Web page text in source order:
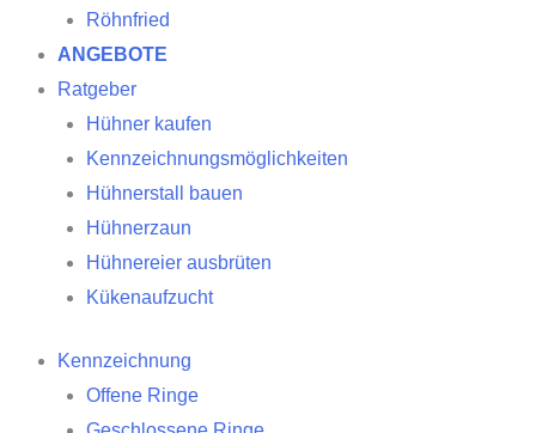
Röhnfried
ANGEBOTE
Ratgeber
Hühner kaufen
Kennzeichnungsmöglichkeiten
Hühnerstall bauen
Hühnerzaun
Hühnereier ausbrüten
Kükenaufzucht
Kennzeichnung
Offene Ringe